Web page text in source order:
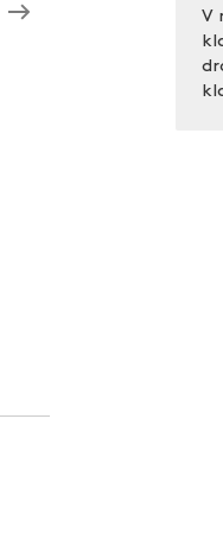
V